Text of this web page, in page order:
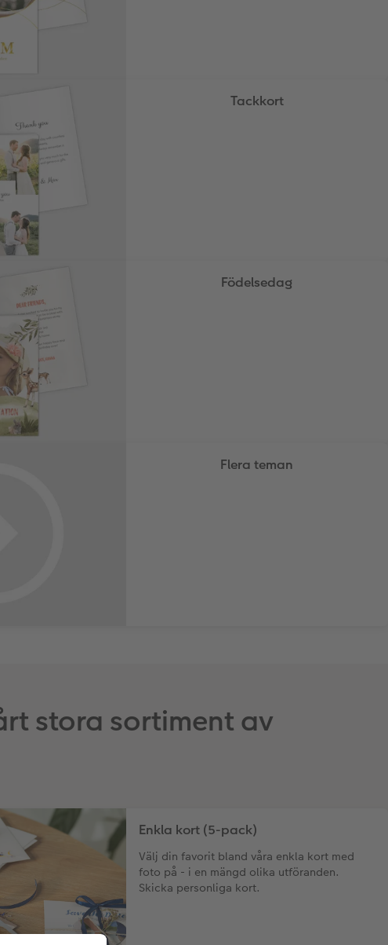
Tackkort
Födelsedag
Flera teman
stora sortiment av
Enkla kort (5-pack)
Välj din favorit bland våra enkla kort med
foto på - i en mängd olika utföranden.
Skicka personliga kort.